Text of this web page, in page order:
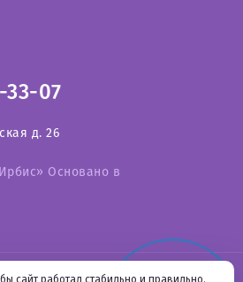
33-07
д. 26
Основано в
Оферта на предоставление услуг
сайт работал стабильно и правильно.